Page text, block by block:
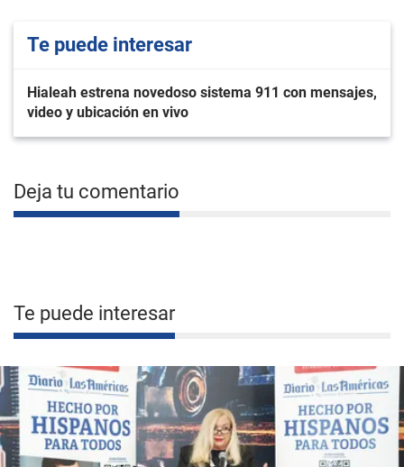
Te puede interesar
Hialeah estrena novedoso sistema 911 con mensajes,
video y ubicación en vivo
Deja tu comentario
Te puede interesar